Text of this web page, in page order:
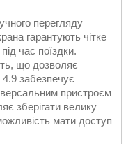
перегляду
гарантують чітке
час поїздки.
що дозволяє
забезпечує
пристроєм
зберігати велику
мати доступ